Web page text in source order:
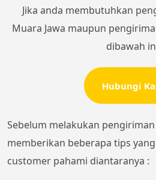
Jika anda membutuhkan
Muara Jawa maupun
dibawah
Hubungi
Sebelum melakukan
memberikan beberapa tips
customer pahami diantaranya :